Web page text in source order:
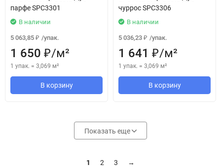
парфе SPC3301
В наличии
5 063,85 ₽ /упак.
1 650 ₽/м²
1 упак. = 3,069 м²
В корзину
чуррос SPC3306
В наличии
5 036,23 ₽ /упак.
1 641 ₽/м²
1 упак. = 3,069 м²
В корзину
Показать еще
1 2 3 →